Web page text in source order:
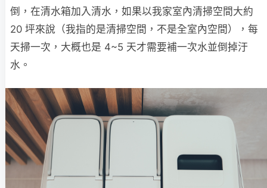
倒，在清水箱加入清水，如果以我家室內清掃空間大約
20 坪來說（我指的是清掃空間，不是全室內空間），每
天掃一次，大概也是 4~5 天才需要補一次水並倒掉汙
水。